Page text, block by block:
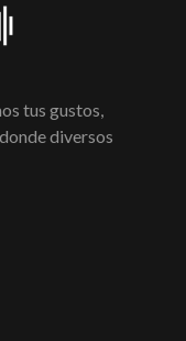
tus gustos,
diversos